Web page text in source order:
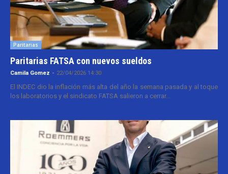
Paritarias
Paritarias FATSA con nuevos sueldos
Camila Gomez - 22/04/2026 14:30
El INDEC dio la inflación más alta del año la semana pasada y al toque
los laboratorios y el sindicato FATSA salieron a cerrar...